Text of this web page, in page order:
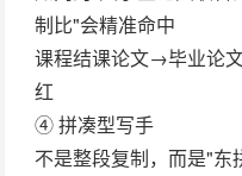
制比"会精准命中
课程结课论文→毕业论
红
④ 拼凑型写手
不是整段复制，而是"